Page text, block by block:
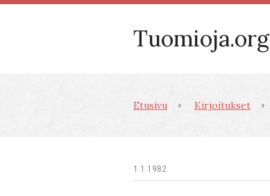
Tuomioja.org
Etusivu Kirjoitukset
1.1.1982